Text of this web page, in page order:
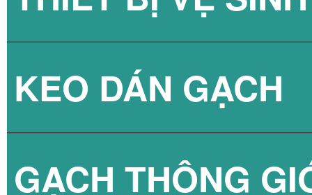
GẠCH KÍNH
SEN TẮM
VÒI CHẬU
KEO DÁN GẠCH
KEO DÁN
GẠCH THÔNG